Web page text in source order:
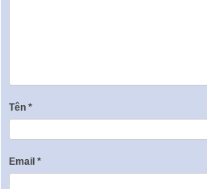
Tên *
Email *